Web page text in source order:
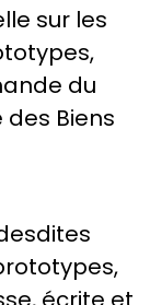
sur les
du
Biens